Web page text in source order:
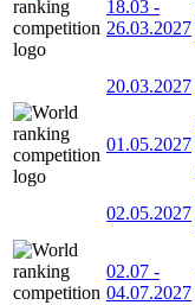
18.03 -
26.03.2027
20.03.2027
01.05.2027
02.05.2027
02.07 -
04.07.2027